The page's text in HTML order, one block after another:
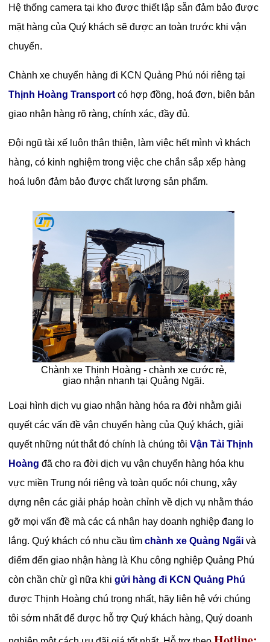
Hệ thống camera tại kho được thiết lập sẵn đảm bảo được
mặt hàng của Quý khách sẽ được an toàn trước khi vận
chuyển.
Chành xe chuyển hàng đi KCN Quảng Phú nói riêng tại
Thịnh Hoàng Transport có hợp đồng, hoá đơn, biên bản
giao nhận hàng rõ ràng, chính xác, đầy đủ.
Đội ngũ tài xế luôn thân thiện, làm việc hết mình vì khách
hàng, có kinh nghiệm trong việc che chắn sắp xếp hàng
hoá luôn đảm bảo được chất lượng sản phẩm.
Chành xe Thịnh Hoàng - chành xe cước rẻ,
giao nhận nhanh tại Quảng Ngãi.
Loại hình dịch vụ giao nhận hàng hóa ra đời nhằm giải
quyết các vấn đề vận chuyển hàng của Quý khách, giải
quyết những nút thắt đó chính là chúng tôiVận Tải Thịnh
Hoàngđã cho ra đời dịch vụ vận chuyển hàng hóa khu
vực miền Trung nói riêng và toàn quốc nói chung, xây
dựng nên các giải pháp hoàn chỉnh về dịch vụ nhằm tháo
gỡ mọi vấn đề mà các cá nhân hay doanh nghiệp đang lo
lắng. Quý khách có nhu cầu tìmchành xe Quảng Ngãi và
điểm đến giao nhận hàng là Khu công nghiệp Quảng Phú
còn chần chừ gì nữa khigửi hàng đi KCN Quảng Phú
được Thịnh Hoàng chú trọng nhất, hãy liên hệ với chúng
tôi sớm nhất để được hỗ trợ Quý khách hàng, Quý doanh